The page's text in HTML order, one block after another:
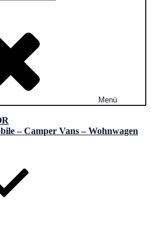
Menü
– Camper Vans – Wohnwagen